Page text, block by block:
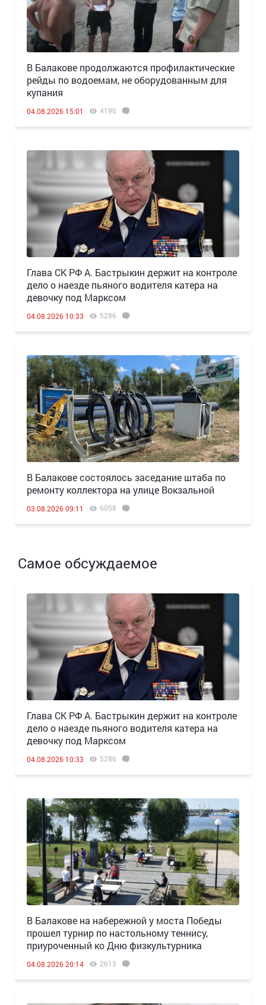
В Балакове продолжаются профилактические
рейды по водоемам, не оборудованным для
купания
04.08.2026 15:01 4196
Глава СК РФ А. Бастрыкин держит на контроле
дело о наезде пьяного водителя катера на
девочку под Марксом
04.08.2026 10:33 5286
В Балакове состоялось заседание штаба по
ремонту коллектора на улице Вокзальной
03.08.2026 09:11 6058
Самое обсуждаемое
Глава СК РФ А. Бастрыкин держит на контроле
дело о наезде пьяного водителя катера на
девочку под Марксом
04.08.2026 10:33 5286
В Балакове на набережной у моста Победы
прошел турнир по настольному теннису,
приуроченный ко Дню физкультурника
04.08.2026 20:14 2613